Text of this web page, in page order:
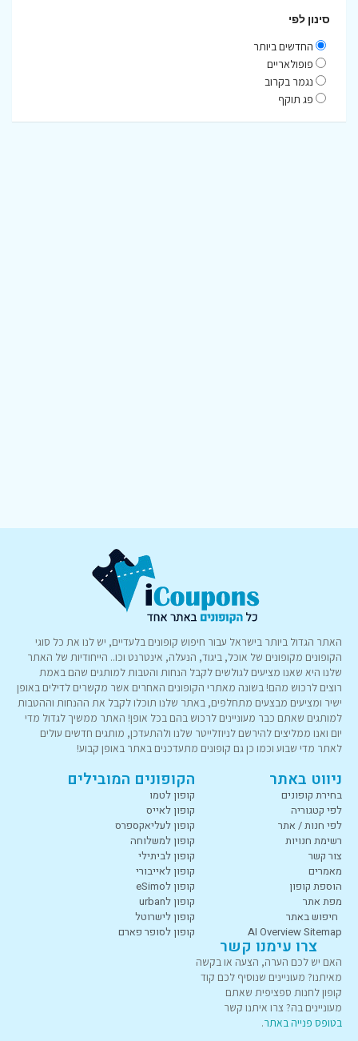
סינון לפי
החדשים ביותר
פופולאריים
נגמר בקרוב
פג תוקף
האתר הגדול ביותר בישראל עבור חיפוש קופונים בלעדיים, יש לנו את כל סוגי
הקופונים מקופונים של אוכל, ביגוד, הנעלה, אינטרנט וכו.. הייחודיות של האתר
שלנו היא שאנו מציעים לגולשים לקבל הנחות והטבות למותגים שהם באמת
רוצים לרכוש מהם! בשונה מאתרי הקופונים האחרים אשר מקשרים לדילים באופן
ישיר ומציעים מבצעים מתחלפים, באתר שלנו תוכלו לקבל את ההנחות וההטבות
למותגים שאתם כבר מעוניינים לרכוש בהם בכל אופן! האתר ממשיך לגדול מדי
יום ואנו ממליצים להירשם לניוזלייטר שלנו ולהתעדכן, מותגים חדשים עולים
לאתר מדי שבוע וכמו כן גם קופונים מתעדכנים באתר באופן קבוע!
ניווט באתר
בחירת קופונים
לפי קטגוריה
לפי חנות / אתר
רשימת חנויות
צור קשר
מאמרים
הוספת קופון
מפת אתר
חיפוש באתר
AI Overview Sitemap
הקופונים המובילים
קופון לטמו
קופון לאייס
קופון לעליאקספרס
קופון למשלוחה
קופון לביתילי
קופון לאייבורי
קופון לeSimo
קופון לurban
קופון לישרוטל
קופון לסופר פארם
צרו עימנו קשר
האם יש לכם הערה, הצעה או בקשה
מאיתנו? מעוניינים שנוסיף לכם קוד
קופון לחנות ספציפית שאתם
מעוניינים בה? צרו איתנו קשר
בטופס פנייה באתר.